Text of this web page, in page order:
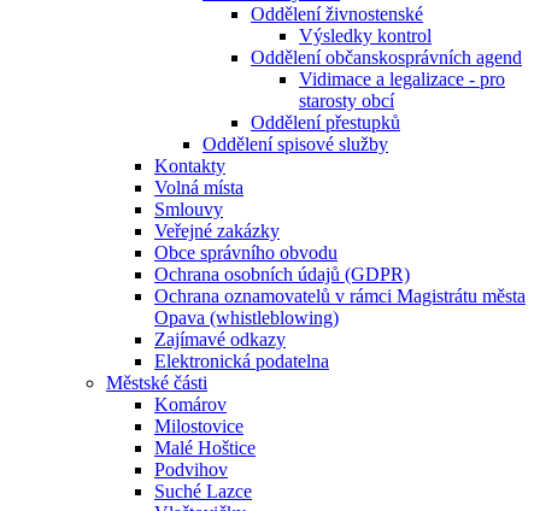
Oddělení živnostenské
Výsledky kontrol
Oddělení občanskosprávních agend
Vidimace a legalizace - pro
starosty obcí
Oddělení přestupků
Oddělení spisové služby
Kontakty
Volná místa
Smlouvy
Veřejné zakázky
Obce správního obvodu
Ochrana osobních údajů (GDPR)
Ochrana oznamovatelů v rámci Magistrátu města
Opava (whistleblowing)
Zajímavé odkazy
Elektronická podatelna
Městské části
Komárov
Milostovice
Malé Hoštice
Podvihov
Suché Lazce